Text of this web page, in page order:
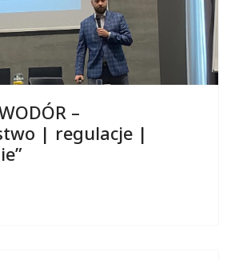
–
| regulacje |